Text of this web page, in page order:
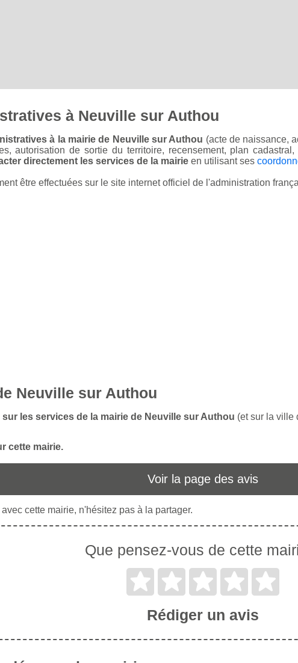
à Neuville sur Authou
à la mairie de Neuville sur Authou (acte de naissance,
autorisation de sortie du territoire, recensement, plan
directement les services de la mairie en utilisant ses
être effectuées sur le site internet officiel de l'administration
Neuville sur Authou
les services de la mairie de Neuville sur Authou (et sur la ville
cette mairie.
Voir la page des avis
cette mairie, n'hésitez pas à la partager.
Que pensez-vous de cette
Rédiger un avis